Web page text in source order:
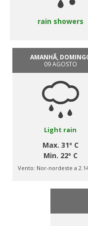
rain showers
AMANHÃ,
09 AGOSTO
Light rain
Max. 31º C
Min. 22º C
Vento: Nor-nordeste a